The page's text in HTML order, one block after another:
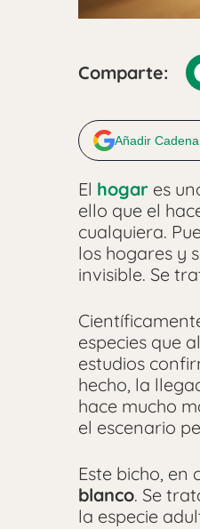
Comparte:
Añadir
El hogar es
ello que el
cualquiera.
los hogares y
invisible. Se
especies que
estudios
hecho, la
hace mucho
el escenario
Este bicho, en
blanco. Se
la especie